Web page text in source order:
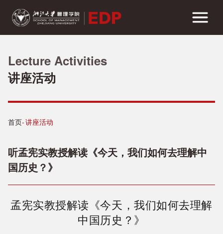
Lecture Activities
讲座活动
首页 讲座活动
听孟宪实教授解读《今天，我们如何去理解中
国历史？》
孟宪实教授解读《今天，我们如何去理解
中国历史？》